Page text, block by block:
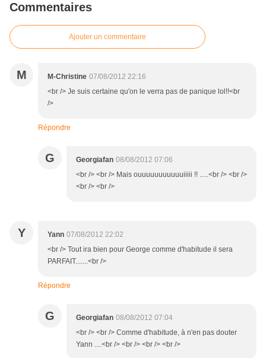
Commentaires
Ajouter un commentaire
M M-Christine 07/08/2012 22:16
<br /> Je suis certaine qu'on le verra pas de panique lol!!<br
/>
Répondre
G Georgiafan 08/08/2012 07:06
<br /> <br /> Mais ouuuuuuuuuuuiiiii !! .....<br /> <br />
<br /> <br />
Y Yann 07/08/2012 22:02
<br /> Tout ira bien pour George comme d'habitude il sera
PARFAIT.......<br />
Répondre
G Georgiafan 08/08/2012 07:04
<br /> <br /> Comme d'habitude, à n'en pas douter
Yann ....<br /> <br /> <br /> <br />